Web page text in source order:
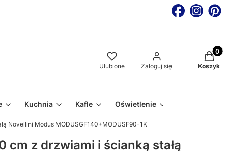
Ulubione Zaloguj się Koszyk
Kuchnia Kafle Oświetlenie
Novellini Modus MODUSGF140+MODUSF90-1K
z drzwiami i ścianką stałą